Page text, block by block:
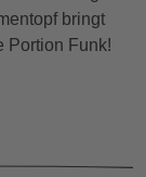
bringt
Portion Funk!